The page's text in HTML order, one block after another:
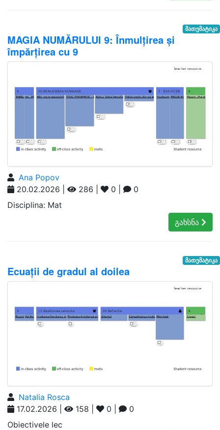
მათემატიკა
MAGIA NUMĂRULUI 9: Înmulțirea și
împărțirea cu 9
Ana Popov
20.02.2026 |
286 | 0 |
0
Disciplina: Mat
გახსნა
მათემატიკა
Ecuații de gradul al doilea
Natalia Rosca
17.02.2026 |
158 | 0 |
0
Obiectivele lec